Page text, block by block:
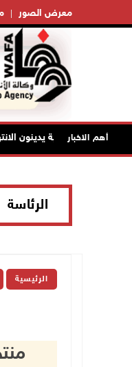
معرض الصور
أهم الاخبار
الرئاسة
الرئيسية